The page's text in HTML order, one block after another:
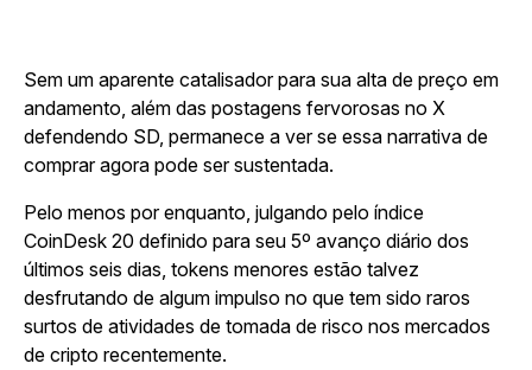
Sem um aparente catalisador para sua alta de preço em
andamento, além das postagens fervorosas no X
defendendo SD, permanece a ver se essa narrativa de
comprar agora pode ser sustentada.
Pelo menos por enquanto, julgando pelo índice
CoinDesk 20 definido para seu 5º avanço diário dos
últimos seis dias, tokens menores estão talvez
desfrutando de algum impulso no que tem sido raros
surtos de atividades de tomada de risco nos mercados
de cripto recentemente.